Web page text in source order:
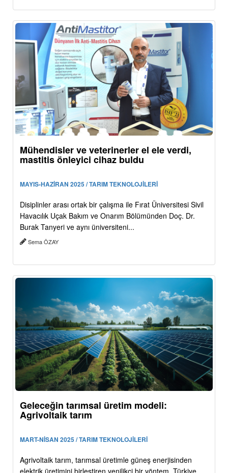
Mühendisler ve veterinerler el ele verdi,
mastitis önleyici cihaz buldu
MAYIS-HAZİRAN 2025 / TARIM TEKNOLOJİLERİ
Disiplinler arası ortak bir çalışma ile Fırat Üniversitesi Sivil
Havacılık Uçak Bakım ve Onarım Bölümünden Doç. Dr.
Burak Tanyeri ve aynı üniversiteni...
Sema ÖZAY
Geleceğin tarımsal üretim modeli:
Agrivoltaik tarım
MART-NİSAN 2025 / TARIM TEKNOLOJİLERİ
Agrivoltaik tarım, tarımsal üretimle güneş enerjisinden
elektrik üretimini birleştiren yenilikçi bir yöntem. Türkiye